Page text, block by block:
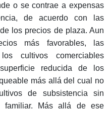
o se contrae a expensas
de acuerdo con las
los precios de plaza. Aun
más favorables, las
cultivos comerciables
reducida de los
más allá del cual no
de subsistencia sin
familiar. Más allá de ese